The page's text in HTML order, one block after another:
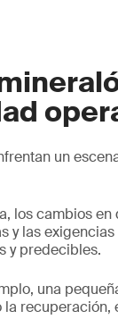
un
los cambios
y las
y predecibles.
una